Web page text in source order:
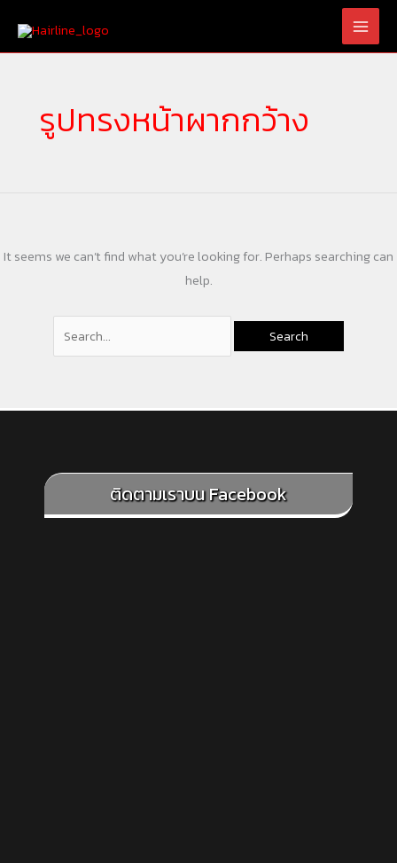
content
รูปทรงหน้าผากกว้าง
It seems we can’t find what you’re looking for. Perhaps searching can
help.
for:
ติดตามเราบน Facebook